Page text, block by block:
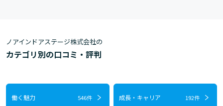
ノアインドアステージ株式会社の
カテゴリ別の口コミ・評判
働く魅力 546件 成長・キャリア 192件